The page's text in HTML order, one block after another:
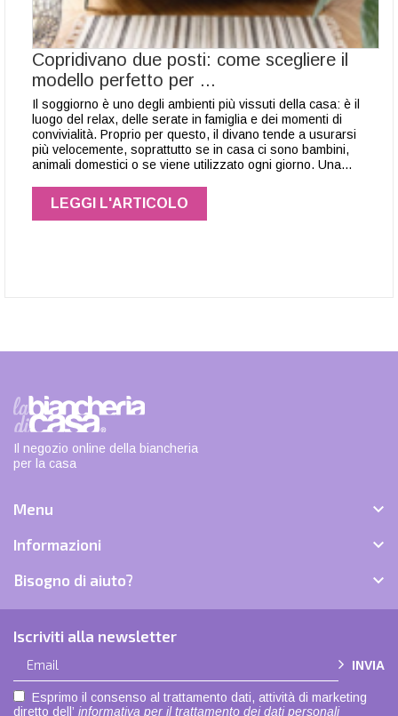
Copridivano due posti: come scegliere il
modello perfetto per ...
Il soggiorno è uno degli ambienti più vissuti della casa: è il
luogo del relax, delle serate in famiglia e dei momenti di
convivialità. Proprio per questo, il divano tende a usurarsi
più velocemente, soprattutto se in casa ci sono bambini,
animali domestici o se viene utilizzato ogni giorno. Una…
LEGGI L'ARTICOLO
Il negozio online della biancheria
per la casa
Menu 
Informazioni 
Bisogno di aiuto? 
Iscriviti alla newsletter
INVIA
Esprimo il consenso al trattamento dati, attività di marketing
diretto dell’ informativa per il trattamento dei dati personali